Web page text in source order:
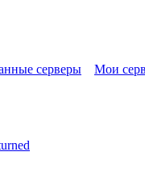
серверы Мои